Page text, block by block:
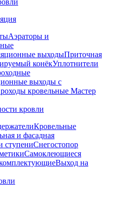
Аэраторы и
выходыПриточная
конёкУплотнители
выходы с
кровельные Мастер
кровли
Кровельные
и фасадная
ступениСнегостопор
Самоклеющиеся
Выход на